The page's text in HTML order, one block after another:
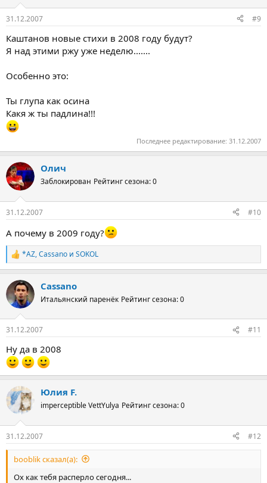
31.12.2007 #9
Каштанов новые стихи в 2008 году будут?
Я над этими ржу уже неделю.......
Особенно это:
Ты глупа как осина
Какя ж ты падлина!!!
Последнее редактирование: 31.12.2007
Олич
Заблокирован Рейтинг сезона: 0
31.12.2007 #10
А почему в 2009 году?
Р
е
к
ц
и
*AZ,Cassano и SOKOL
Cassano
Итальянский паренёк Рейтинг сезона: 0
31.12.2007 #11
Ну да в 2008
Юлия F.
imperceptible VettYulya Рейтинг сезона: 0
31.12.2007 #12
booblik сказал(а):
Ох как тебя расперло сегодня...